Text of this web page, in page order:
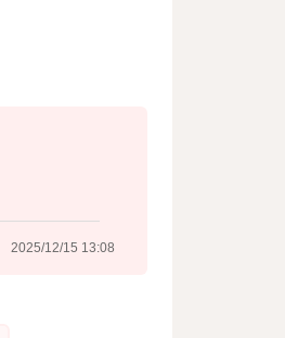
2025/12/15 13:08